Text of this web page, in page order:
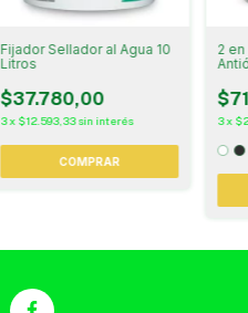
Fijador Sellador al Agua 10
Litros
$37.780,00
3x $12.593,33 sin interés
COMPRAR
2
3x